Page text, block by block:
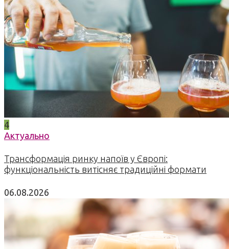
4
Актуально
Трансформація ринку напоїв у Європі:
функціональність витісняє традиційні формати
06.08.2026